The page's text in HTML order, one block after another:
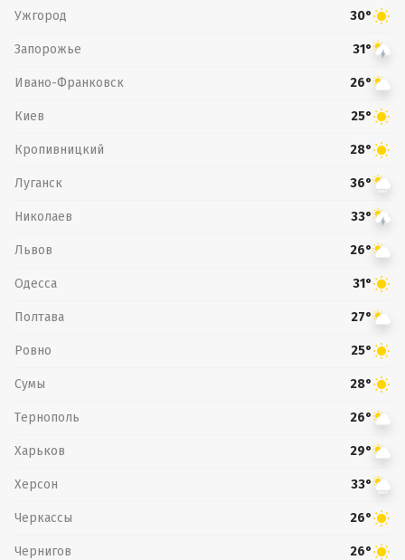
Ужгород 30°
Запорожье 31°
Ивано-Франковск 26°
Киев 25°
Кропивницкий 28°
Луганск 36°
Николаев 33°
Львов 26°
Одесса 31°
Полтава 27°
Ровно 25°
Сумы 28°
Тернополь 26°
Харьков 29°
Херсон 33°
Черкассы 26°
Чернигов 26°